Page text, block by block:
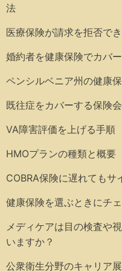
法
医療保険が請求を拒否で
婚約者を健康保険でカバ
ペンシルベニア州の健康
既往症をカバーする保険
VA障害評価を上げる手順
HMOプランの種類と概要
COBRA保険に遅れてもサ
健康保険を選ぶときにチ
メディケアは目の検査や
いますか？
公衆衛生分野のキャリア